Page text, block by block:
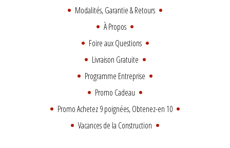
Modalités, Garantie & Retours
À Propos
Foire aux Questions
Livraison Gratuite
Programme Entreprise
Promo Cadeau
Promo Achetez 9 poignées, Obtenez-en 10
Vacances de la Construction